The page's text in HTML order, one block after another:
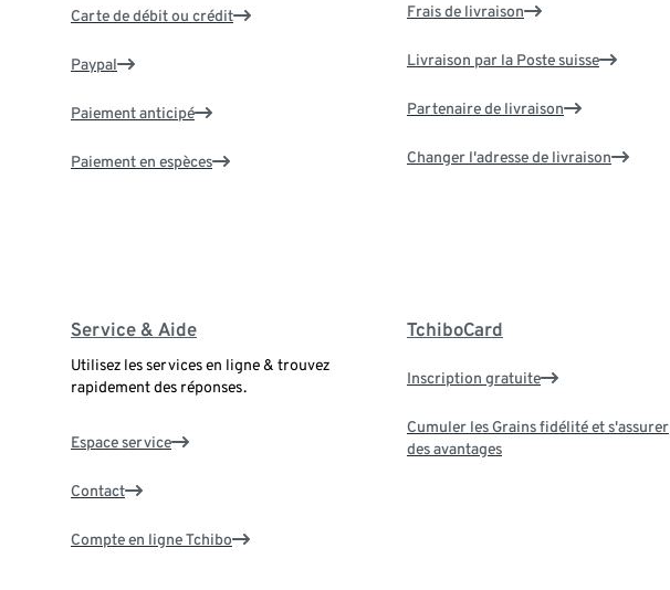
Carte de débit ou crédit
Paypal
Paiement anticipé
Paiement en espèces
Frais de livraison
Livraison par la Poste suisse
Partenaire de livraison
Changer l'adresse de livraison
Service & Aide
Utilisez les services en ligne & trouvez
rapidement des réponses.
Espace service
Contact
Compte en ligne Tchibo
TchiboCard
Inscription gratuite
Cumuler les Grains fidélité et s'assurer
des avantages